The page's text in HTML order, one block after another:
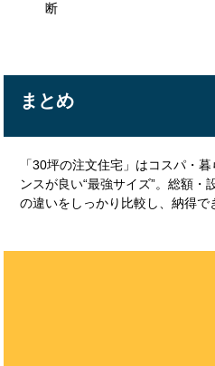
断
まとめ
「30坪の注文住宅」はコスパ・
ンスが良い“最強サイズ”。総額
の違いをしっかり比較し、納得で